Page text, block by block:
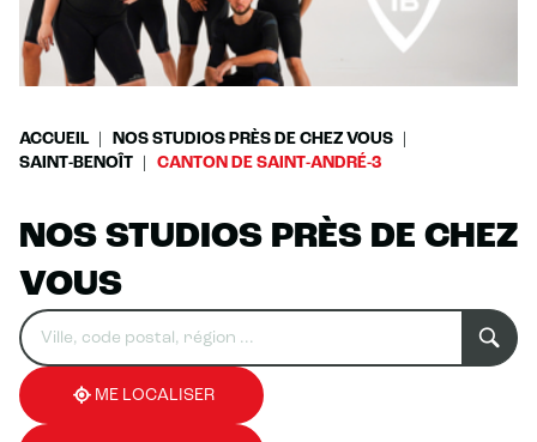
ACCUEIL
NOS STUDIOS PRÈS DE CHEZ VOUS
SAINT-BENOÎT
CANTON DE SAINT-ANDRÉ-3
NOS STUDIOS PRÈS DE CHEZ
VOUS
Rechercher
un
établissement
Veuillez
renseigner
une
adresse
0
résultat(s)
trouvé(s)
ME LOCALISER